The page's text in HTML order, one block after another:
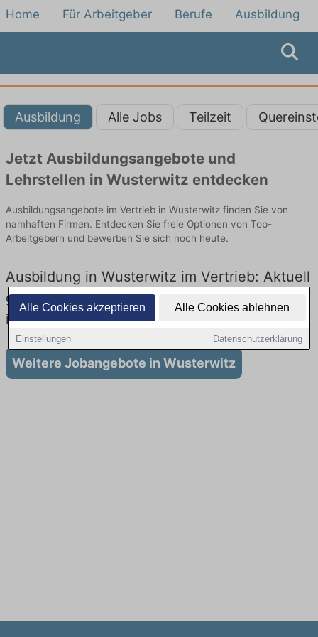
Alle Cookies akzeptieren Alle Cookies ablehnen
Einstellungen Datenschutzerklärung
Home Für Arbeitgeber Berufe Ausbildung
Ausbildung Alle Jobs Teilzeit
Jetzt Ausbildungsangebote und
Lehrstellen in Wusterwitz entdecken
Ausbildungsangebote im Vertrieb in Wusterwitz finden Sie von
namhaften Firmen. Entdecken Sie freie Optionen von Top-
Arbeitgebern und bewerben Sie sich noch heute.
Ausbildung in Wusterwitz im Vertrieb: Aktuell
gibt es keine Stellenangebote für Ausbildung
in Wusterwitz
Weitere Jobangebote in Wusterwitz